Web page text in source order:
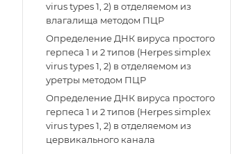
virus types 1, 2) в отделяемом из
влагалища методом ПЦР
Определение ДНК вируса простого
герпеса 1 и 2 типов (Herpes simplex
virus types 1, 2) в отделяемом из
уретры методом ПЦР
Определение ДНК вируса простого
герпеса 1 и 2 типов (Herpes simplex
virus types 1, 2) в отделяемом из
цервикального канала